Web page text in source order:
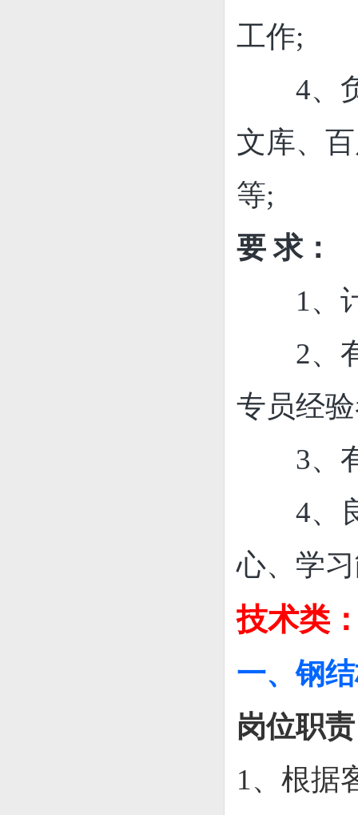
工作;
4、
文库、
等;
要 求：
1、
2、
专员经
3、
4、
心、学
技术类
一、钢
岗位职
1、 根据